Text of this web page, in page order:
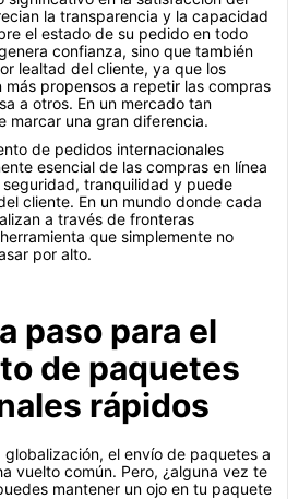
la transparencia y la capacidad
el estado de su pedido en todo
confianza, sino que también
lealtad del cliente, ya que los
propensos a repetir las compras
a otros. En un mercado tan
marcar una gran diferencia.
de pedidos internacionales
esencial de las compras en línea
tranquilidad y puede
cliente. En un mundo donde cada
a través de fronteras
que simplemente no
por alto.
paso para el
de paquetes
rápidos
globalización, el envío de paquetes a
vuelto común. Pero, ¿alguna vez te
mantener un ojo en tu paquete